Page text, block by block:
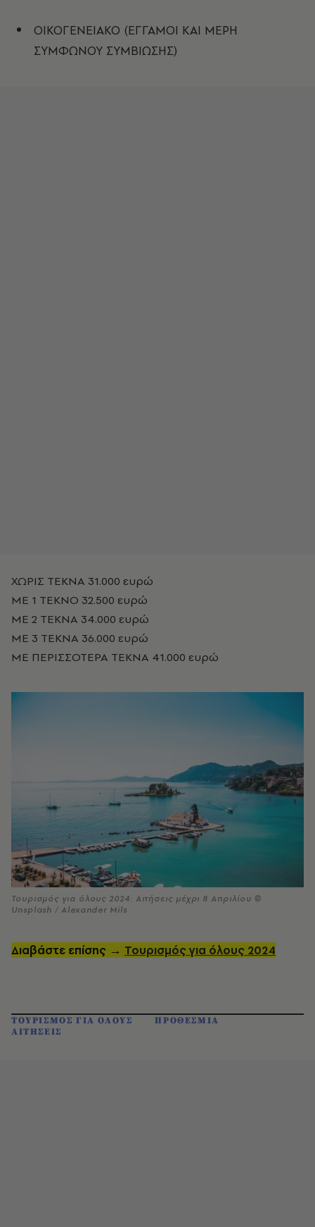
ΟΙΚΟΓΕΝΕΙΑΚΟ (ΕΓΓΑΜΟΙ ΚΑΙ ΜΕΡΗ
ΣΥΜΦΩΝΟΥ ΣΥΜΒΙΩΣΗΣ)
ΧΩΡΙΣ ΤΕΚΝΑ 31.000 ευρώ
ΜΕ 1 ΤΕΚΝΟ 32.500 ευρώ
ΜΕ 2 ΤΕΚΝΑ 34.000 ευρώ
ΜΕ 3 ΤΕΚΝΑ 36.000 ευρώ
ΜΕ ΠΕΡΙΣΣΟΤΕΡΑ ΤΕΚΝΑ 41.000 ευρώ
Τουρισμός για όλους 2024: Αιτήσεις μέχρι 8 Απριλίου ©
Unsplash / Alexander Mils
Διαβάστε επίσης → Τουρισμός για όλους 2024
ΤΟΥΡΙΣΜΟΣ ΓΙΑ ΟΛΟΥΣ
ΠΡΟΘΕΣΜΙΑ
ΑΙΤΗΣΕΙΣ